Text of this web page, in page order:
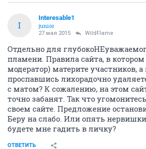
I
Interesable1
junior
27 мая 2015 WildFlame
Отдельно для
пламени. Правила сайта, в
модератор) материте участников,
проспавшись лихорадочно
с матом? К сожалению, на этом
точно забанят. Так что
своем сайте. Предложение
Беру на слабо. Или опять
будете мне гадить в личку?
ОТВЕТИТЬ